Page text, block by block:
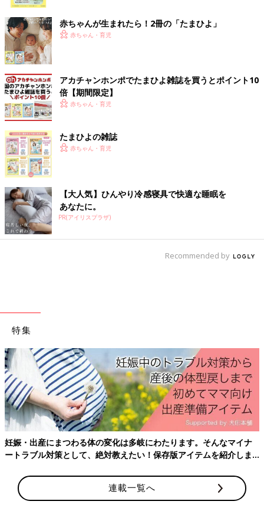
出典：Instagramアカウント「harumiffy000」
harumiffy000さんが3COINSで購入したのは、こちらのビーチボ
―ル。店頭で実物を確認したときに、思ったより大きかったこと
から購入を決めたそうです。お子さんも楽しそうに遊んでいたと
のこと。買ってよかったと大満足の様子◎
3COINS「遊び方無限大」「暑い日にぴ
ったり」大人気のおうち遊びグッズ5選
暑い日は外で水遊びをするのもいいですが、た
ますよね。3COINSのおうち遊びグッズは、子
どもたちが夢中で遊んでくれるとSNSで大人
アイテムがあれば、店舗やオンラインショップでチェックしてみ
(文：mayu)
※記事内の価格はすべて税込み、2022年8月時点のものです。
※記事内容でご紹介している投稿、リンク先は、削除される場合
があります。あらかじめご了承ください。
※記事の内容は記載当時の情報であり、現在と異なる場合があり
ます。
赤ちゃんが生まれたら！2冊の「たまひよ」
赤ちゃん・育児
アカチャンホンポでたまひよ雑誌を買うとポイント10
倍【期間限定】
赤ちゃん・育児
たまひよの雑誌
赤ちゃん・育児
【大人気】ひんやり冷感寝具で快適な睡眠を
あなたに。
PR(アイリスプラザ)
Recommended by
特集
妊娠・出産にまつわる体の変化は多岐にわたります。そんなマイナ
ートラブル対策として、絶対教えたい！保存版アイテムを紹介しま
連載一覧へ